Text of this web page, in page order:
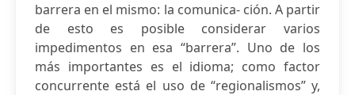
barrera en el mismo: la comunica- ción. A partir
de esto es posible considerar varios
impedimentos en esa “barrera”. Uno de los
más importantes es el idioma; como factor
concurrente está el uso de “regionalismos” y,